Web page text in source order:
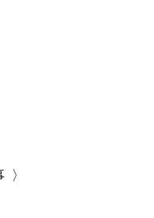
〉